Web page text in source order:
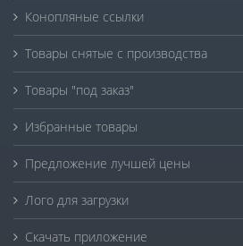
Конопляные ссылки
Товары снятые с производства
Товары "под заказ"
Избранные товары
Предложение лучшей цены
Лого для загрузки
Скачать приложение